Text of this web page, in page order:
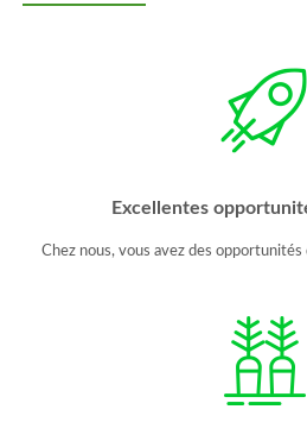
Excellentes
Chez nous, vous avez des